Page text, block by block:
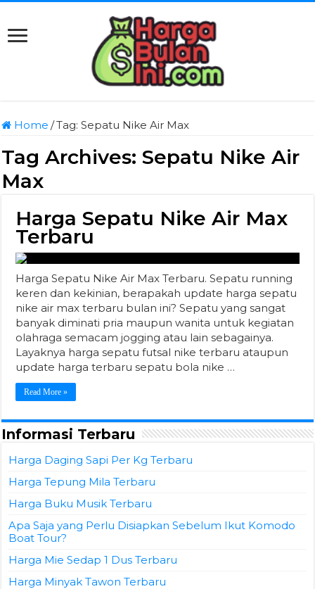
Home /Tag:Sepatu Nike Air Max
Tag Archives:Sepatu Nike Air
Max
Harga Sepatu Nike Air Max
Terbaru
Harga Sepatu Nike Air Max Terbaru. Sepatu running
keren dan kekinian, berapakah update harga sepatu
nike air max terbaru bulan ini? Sepatu yang sangat
banyak diminati pria maupun wanita untuk kegiatan
olahraga semacam jogging atau lain sebagainya.
Layaknya harga sepatu futsal nike terbaru ataupun
update harga terbaru sepatu bola nike …
Read More »
Informasi Terbaru
Harga Daging Sapi Per Kg Terbaru
Harga Tepung Mila Terbaru
Harga Buku Musik Terbaru
Apa Saja yang Perlu Disiapkan Sebelum Ikut Komodo
Boat Tour?
Harga Mie Sedap 1 Dus Terbaru
Harga Minyak Tawon Terbaru